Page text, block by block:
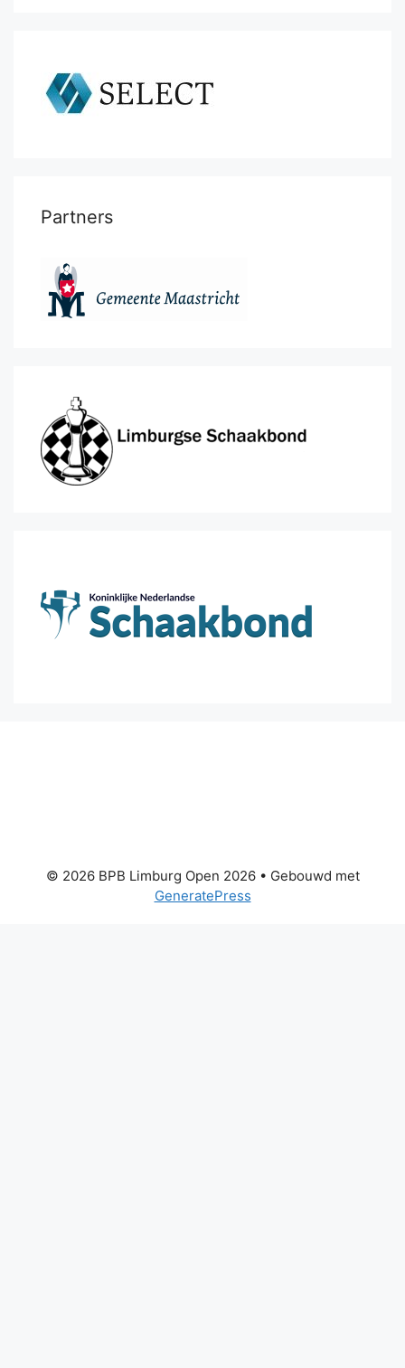
Partners
© 2026 BPB Limburg Open 2026• Gebouwd met
GeneratePress